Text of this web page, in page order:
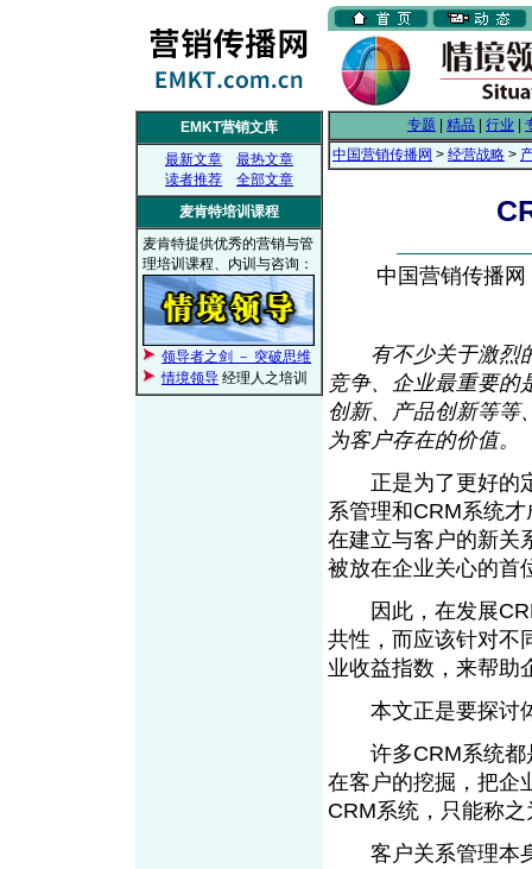
EMKT营销文库
最新文章
最热文章
读者推荐
全部文章
麦肯特培训课程
麦肯特提供优秀的营销与管
理培训课程、内训与咨询：
领导者之剑 － 突破思维
情境领导 经理人之培训
专题 精品 行业
中国营销传播网 > 经营战略 >
中国营销传播
有不少关于激烈
竞争、企业最重要的
创新、产品创新等等
为客户存在的价值。
正是为了更好的定
系管理和CRM系统
在建立与客户的新关
被放在企业关心的首
因此，在发展
共性，而应该针对不
业收益指数，来帮助
本文正是要探讨体
许多CRM系统都
在客户的挖掘，把企
CRM系统，只能称
客户关系管理本身